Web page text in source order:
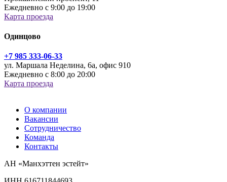
Ежедневно с 9:00 до 19:00
Карта проезда
Одинцово
+7 985 333-06-33
ул. Маршала Неделина, 6а, офис 910
Ежедневно с 8:00 до 20:00
Карта проезда
О компании
Вакансии
Сотрудничество
Команда
Контакты
АН «Манхэттен эстейт»